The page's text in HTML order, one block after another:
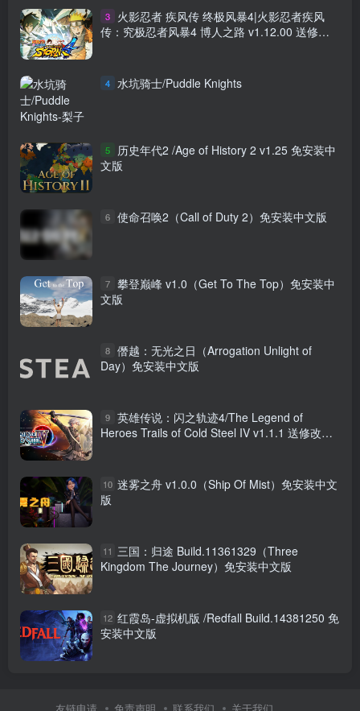
3
火影忍者 疾风传 终极风暴4|火影忍者疾风
传：究极忍者风暴4 博人之路 v1.12.00 送修改
中文版
4 水坑骑士/Puddle Knights
5
历史年代2 /Age of History 2 v1.25 免安装中
文版
6 使命召唤2（Call of Duty 2）免安装中文版
7 攀登巅峰 v1.0（Get To The Top）免安装中
文版
8 僭越：无光之日（Arrogation Unlight of
Day）免安装中文版
9 英雄传说：闪之轨迹4/The Legend of
Heroes Trails of Cold Steel IV v1.1.1 送修改器
10 迷雾之舟 v1.0.0（Ship Of Mist）免安装中文
版
11 三国：归途 Build.11361329（Three
Kingdom The Journey）免安装中文版
12 红霞岛-虚拟机版 /Redfall Build.14381250 免
安装中文版
友链申请 免责声明 联系我们 关于我们